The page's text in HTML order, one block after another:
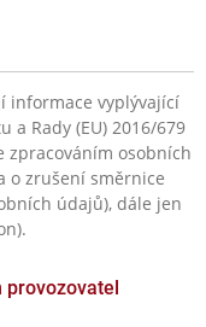
informace vyplývající
Rady (EU) 2016/679
zpracováním osobních
o zrušení směrnice
údajů), dále jen
provozovatel